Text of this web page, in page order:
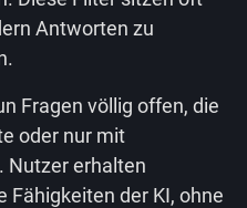
Antworten zu
Fragen völlig offen, die
oder nur mit
Nutzer erhalten
der KI, ohne